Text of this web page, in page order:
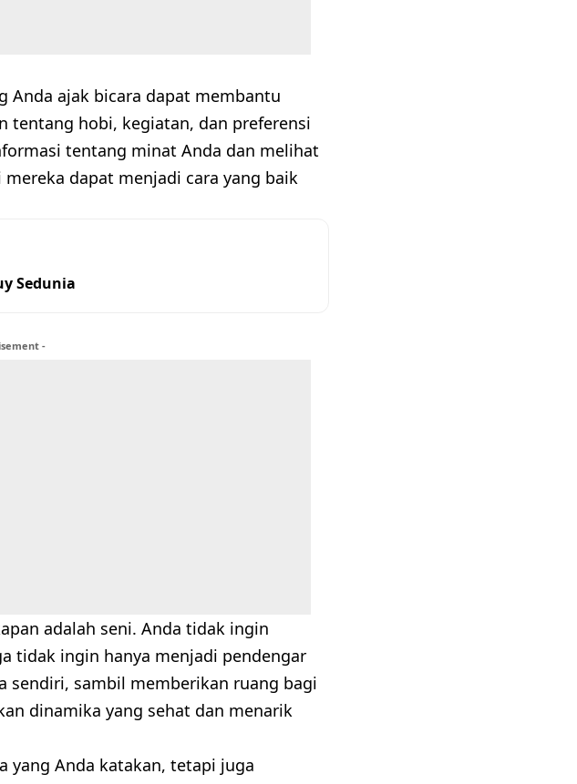
Anda ajak bicara dapat membantu
tentang hobi, kegiatan, dan preferensi
tentang minat Anda dan melihat
dapat menjadi cara yang baik
Sedunia
-
adalah seni. Anda tidak ingin
tidak ingin hanya menjadi pendengar
sendiri, sambil memberikan ruang bagi
dinamika yang sehat dan menarik
yang Anda katakan, tetapi juga